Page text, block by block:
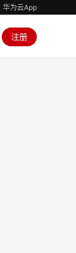
华为云App
注册